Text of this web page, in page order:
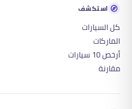
استكشف
كل السيارات
الماركات
أرخص 10 سيارات
مقارنة